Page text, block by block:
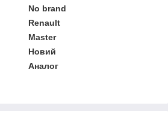
No brand
Renault
Master
Новий
Аналог